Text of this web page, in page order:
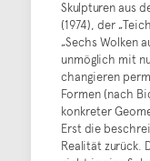
Skulpturen aus
(1974), der
„Sechs Wolken
unmöglich mit
changieren
Formen (nach
konkreter
Erst die
Realität zurück.